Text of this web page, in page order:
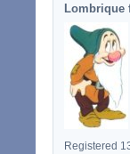
Lombrique
Registered